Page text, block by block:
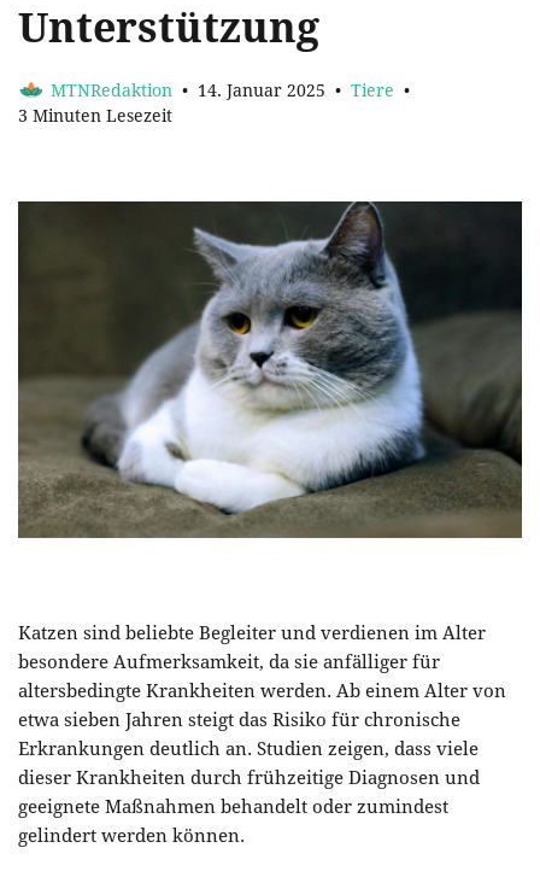
Unterstützung
MTNRedaktion 14. Januar 2025
Tiere
3 Minuten Lesezeit
Katzen sind beliebte Begleiter und verdienen im Alter
besondere Aufmerksamkeit, da sie anfälliger für
altersbedingte Krankheiten werden. Ab einem Alter von
etwa sieben Jahren steigt das Risiko für chronische
Erkrankungen deutlich an. Studien zeigen, dass viele
dieser Krankheiten durch frühzeitige Diagnosen und
geeignete Maßnahmen behandelt oder zumindest
gelindert werden können.